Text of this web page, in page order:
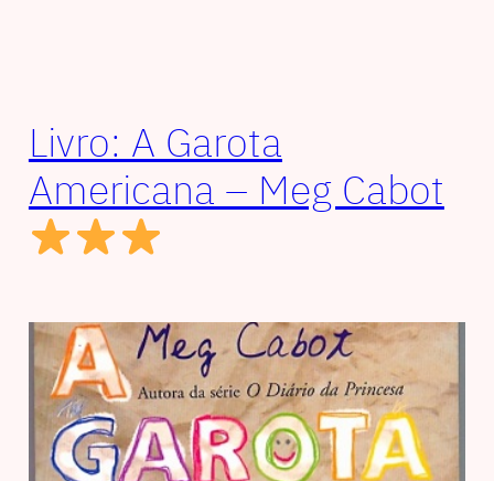
Livro: A Garota
Americana – Meg Cabot